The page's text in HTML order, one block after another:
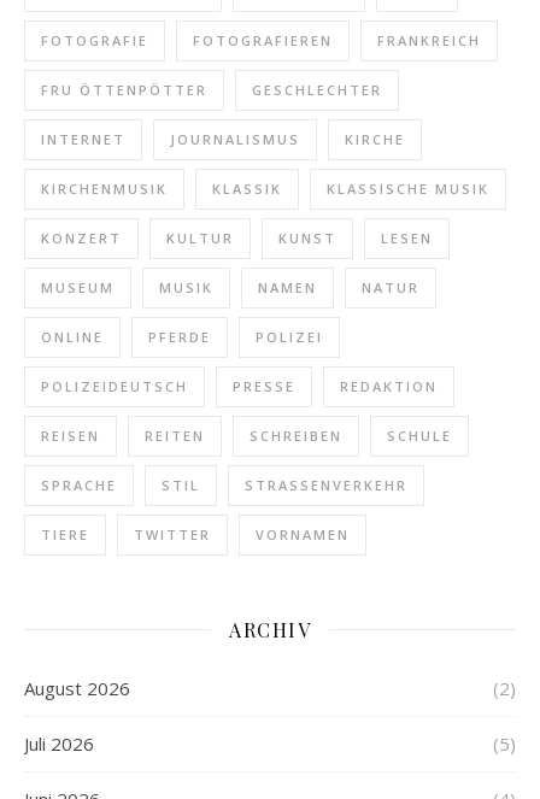
FOTOGRAFIE FOTOGRAFIEREN FRANKREICH
FRU ÖTTENPÖTTER GESCHLECHTER
INTERNET JOURNALISMUS KIRCHE
KIRCHENMUSIK KLASSIK KLASSISCHE MUSIK
KONZERT KULTUR KUNST LESEN
MUSEUM MUSIK NAMEN NATUR
ONLINE PFERDE POLIZEI
POLIZEIDEUTSCH PRESSE REDAKTION
REISEN REITEN SCHREIBEN SCHULE
SPRACHE STIL STRASSENVERKEHR
TIERE TWITTER VORNAMEN
ARCHIV
August 2026 (2)
Juli 2026 (5)